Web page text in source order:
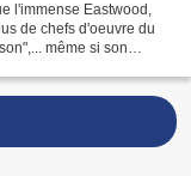
l'immense Eastwood,
de chefs d'oeuvre du
même si son